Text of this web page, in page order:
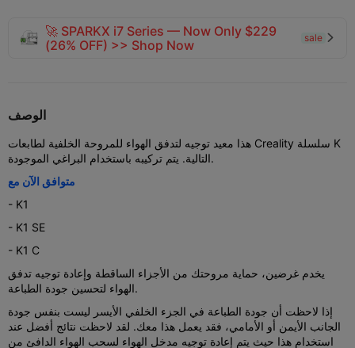
🚀 SPARKX i7 Series — Now Only $229
(26% OFF) >> Shop Now
sale 
الوصف
هذا معيد توجيه لتدفق الهواء للمروحة الخلفية لطابعات Creality سلسلة K
التالية. يتم تركيبه باستخدام البراغي الموجودة.
متوافق الآن مع
- K1
- K1 SE
- K1 C
يخدم غرضين، حماية مروحتك من الأجزاء الساقطة وإعادة توجيه تدفق
الهواء لتحسين جودة الطباعة.
إذا لاحظت أن جودة الطباعة في الجزء الخلفي الأيسر ليست بنفس جودة
الجانب الأيمن أو الأمامي، فقد يعمل هذا معك. لقد لاحظت نتائج أفضل عند
استخدام هذا حيث يتم إعادة توجيه مدخل الهواء لسحب الهواء الدافئ من